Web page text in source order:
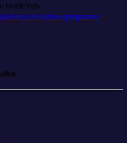
Hohle Fels
rahmenprogramm/